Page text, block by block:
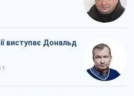
виступає Дональд
т.